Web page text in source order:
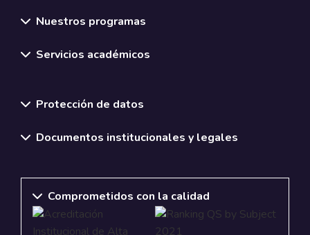
Nuestros programas
Servicios académicos
Protección de datos
Documentos institucionales y legales
Comprometidos con la calidad